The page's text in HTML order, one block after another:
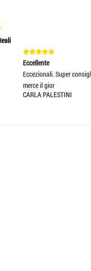
consigliato. Ho ricevuto la